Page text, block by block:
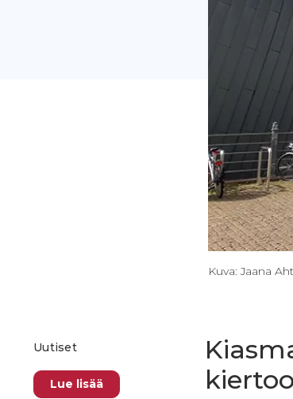
Kuva: Jaana
Uutiset
Lue lisää